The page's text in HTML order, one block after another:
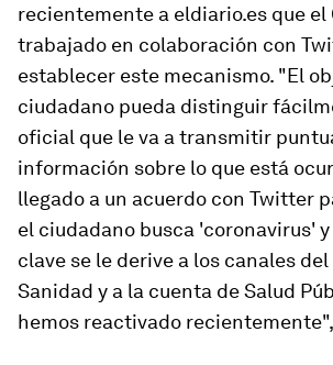
recientemente a eldiario.es que el
trabajado en colaboración con
establecer este mecanismo. "El
ciudadano pueda distinguir
oficial que le va a transmitir
información sobre lo que está
llegado a un acuerdo con Twitter
el ciudadano busca 'coronavirus'
clave se le derive a los canales
Sanidad y a la cuenta de Salud
hemos reactivado